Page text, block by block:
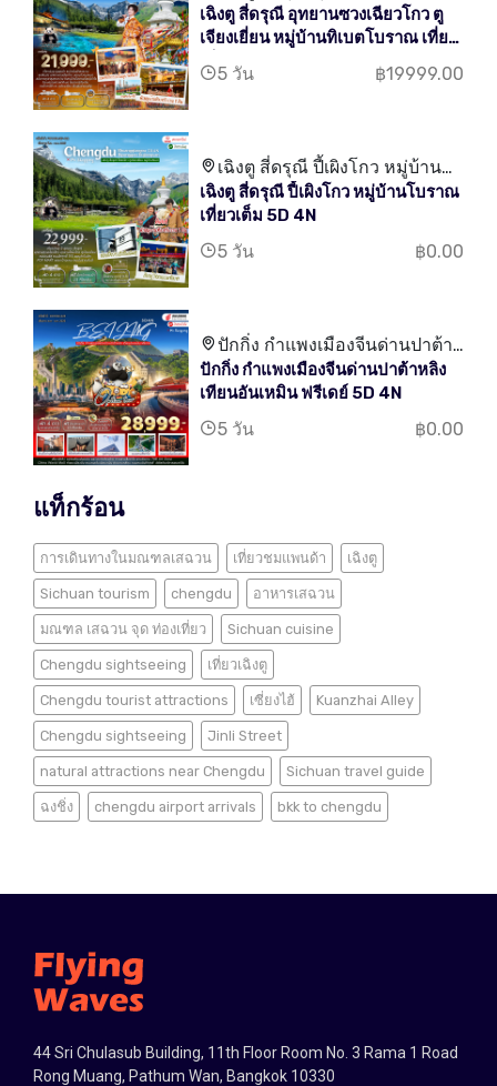
โกว ตูเจียงเยี่ยน หมู่บ้านทิเบต
โบราณ
เฉิงตู สี่ดรุณี อุทยานซวงเฉียวโกว ตู
เจียงเยี่ยน หมู่บ้านทิเบตโบราณ เที่ยว
เต็ม 5D 4N
5 วัน ฿19999.00
เฉิงตู สี่ดรุณี ปี้เผิงโกว หมู่บ้าน
โบราณ เที่ยวเต็ม
เฉิงตู สี่ดรุณี ปี้เผิงโกว หมู่บ้านโบราณ
เที่ยวเต็ม 5D 4N
5 วัน ฿0.00
ปักกิ่ง กำแพงเมืองจีนด่านปาต้า
หลิง เทียนอันเหมิน
ปักกิ่ง กำแพงเมืองจีนด่านปาต้าหลิง
เทียนอันเหมิน ฟรีเดย์ 5D 4N
5 วัน ฿0.00
แท็กร้อน
การเดินทางในมณฑลเสฉวน เที่ยวชมแพนด้า เฉิงตู
Sichuan tourism chengdu อาหารเสฉวน
มณฑล เสฉวน จุด ท่องเที่ยว Sichuan cuisine
Chengdu sightseeing เที่ยวเฉิงตู
Chengdu tourist attractions เซี่ยงไฮ้ Kuanzhai Alley
Chengdu sightseeing Jinli Street
natural attractions near Chengdu Sichuan travel guide
ฉงชิ่ง chengdu airport arrivals bkk to chengdu
44 Sri Chulasub Building, 11th Floor Room No. 3 Rama 1 Road
Rong Muang, Pathum Wan, Bangkok 10330